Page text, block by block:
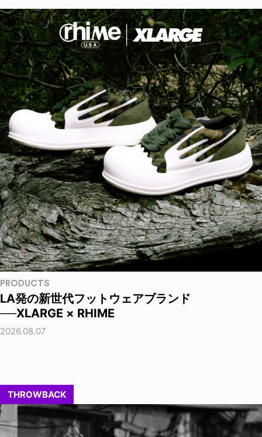
PRODUCTS
LA発の新世代フットウェアブランド
──XLARGE × RHIME
2026.08.07
THROWBACK